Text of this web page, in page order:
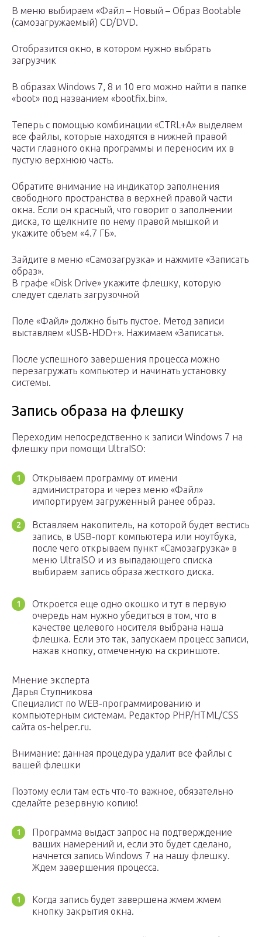
В меню выбираем «Файл – Новый – Образ Bootable
(самозагружаемый) CD/DVD.
Отобразится окно, в котором нужно выбрать
загрузчик
В образах Windows 7, 8 и 10 его можно найти в папке
«boot» под названием «bootfix.bin».
Теперь с помощью комбинации «CTRL+A» выделяем
все файлы, которые находятся в нижней правой
части главного окна программы и переносим их в
пустую верхнюю часть.
Обратите внимание на индикатор заполнения
свободного пространства в верхней правой части
окна. Если он красный, что говорит о заполнении
диска, то щелкните по нему правой мышкой и
укажите объем «4.7 ГБ».
Зайдите в меню «Самозагрузка» и нажмите «Записать
образ».
В графе «Disk Drive» укажите флешку, которую
следует сделать загрузочной
Поле «Файл» должно быть пустое. Метод записи
выставляем «USB-HDD+». Нажимаем «Записать».
После успешного завершения процесса можно
перезагружать компьютер и начинать установку
системы.
Запись образа на флешку
Переходим непосредственно к записи Windows 7 на
флешку при помощи UltraISO:
Открываем программу от имени
администратора и через меню «Файл»
импортируем загруженный ранее образ.
Вставляем накопитель, на которой будет вестись
запись, в USB-порт компьютера или ноутбука,
после чего открываем пункт «Самозагрузка» в
меню UltraISO и из выпадающего списка
выбираем запись образа жесткого диска.
Откроется еще одно окошко и тут в первую
очередь нам нужно убедиться в том, что в
качестве целевого носителя выбрана наша
флешка. Если это так, запускаем процесс записи,
нажав кнопку, отмеченную на скриншоте.
Мнение эксперта
Дарья Ступникова
Специалист по WEB-программированию и
компьютерным системам. Редактор PHP/HTML/CSS
сайта os-helper.ru.
Внимание: данная процедура удалит все файлы с
вашей флешки
Поэтому если там есть что-то важное, обязательно
сделайте резервную копию!
Программа выдаст запрос на подтверждение
ваших намерений и, если это будет сделано,
начнется запись Windows 7 на нашу флешку.
Ждем завершения процесса.
Когда запись будет завершена жмем жмем
кнопку закрытия окна.